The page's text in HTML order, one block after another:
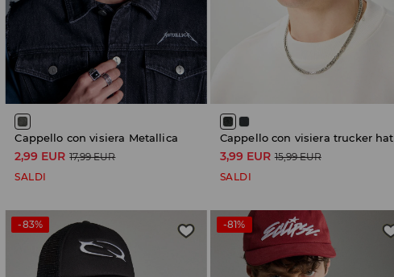
Cappello con visiera Metallica
2,99 EUR 17,99 EUR
SALDI
Cappello con visiera trucker hat
3,99 EUR 15,99 EUR
SALDI
-83% -81%